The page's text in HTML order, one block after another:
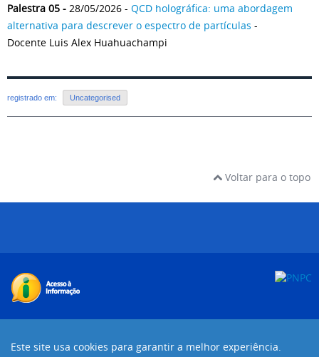
Este site usa cookies para garantir a melhor experiência.
Palestra 05 - 28/05/2026 - QCD holográfica: uma abordagem
alternativa para descrever o espectro de partículas -
Docente Luis Alex Huahuachampi
registrado em: Uncategorised
Voltar para o topo
Desenvolvido com o CMS de código aberto Joomla!